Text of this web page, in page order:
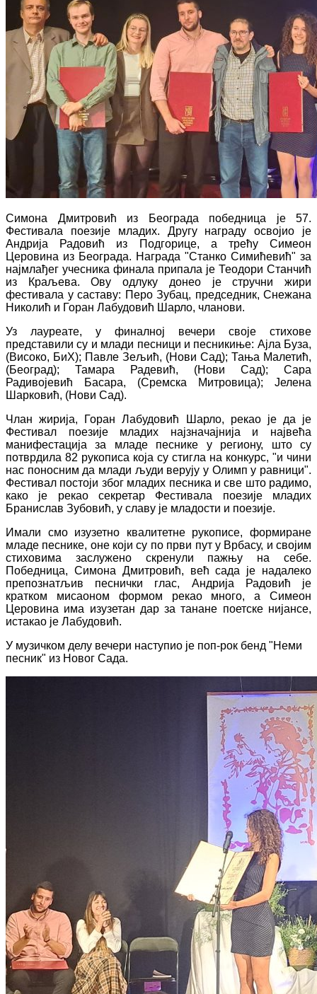
Симона Дмитровић из Београда победница је 57.
Фестивала поезије младих. Другу награду освојио је
Андрија Радовић из Подгорице, а трећу Симеон
Церовина из Београда. Награда "Станко Симићевић" за
најмлађег учесника финала припала је Теодори Станчић
из Краљева. Ову одлуку донео је стручни жири
фестивала у саставу: Перо Зубац, председник, Снежана
Николић и Горан Лабудовић Шарло, чланови.
Уз лауреате, у финалној вечери своје стихове
представили су и млади песници и песникиње: Ајла Буза,
(Високо, БиХ); Павле Зељић, (Нови Сад); Тања Малетић,
(Београд); Тамара Радевић, (Нови Сад); Сара
Радивојевић Басара, (Сремска Митровица); Јелена
Шарковић, (Нови Сад).
Члан жирија, Горан Лабудовић Шарло, рекао је да је
Фестивал поезије младих најзначајнија и највећа
манифестација за младе песнике у региону, што су
потврдила 82 рукописа која су стигла на конкурс, "и чини
нас поносним да млади људи верују у Олимп у равници".
Фестивал постоји због младих песника и све што радимо,
како је рекао секретар Фестивала поезије младих
Бранислав Зубовић, у славу је младости и поезије.
Имали смо изузетно квалитетне рукописе, формиране
младе песнике, оне који су по први пут у Врбасу, и својим
стиховима заслужено скренули пажњу на себе.
Победница, Симона Дмитровић, већ сада је надалеко
препознатљив песнички глас, Андрија Радовић је
кратком мисаоном формом рекао много, а Симеон
Церовина има изузетан дар за танане поетске нијансе,
истакао је Лабудовић.
У музичком делу вечери наступио је поп-рок бенд "Неми
песник" из Новог Сада.